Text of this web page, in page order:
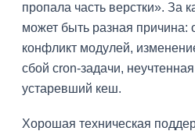
пропала часть верстки». За
может быть разная
конфликт модулей,
сбой cron-задачи,
устаревший кеш.
Хорошая техническая